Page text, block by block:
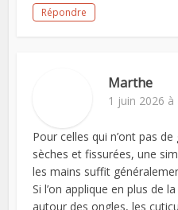
Répondre
Marthe
1 juin 2026 à
Pour celles qui n’ont pas
sèches et fissurées, une
les mains suffit
Si l’on applique en plus de
autour des ongles, les